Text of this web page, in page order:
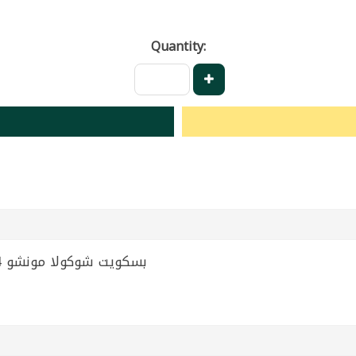
Quantity:
Chocolate Biscuit Muncho 24 Pcs | بسكويت شوكولا مونشو 24 ق